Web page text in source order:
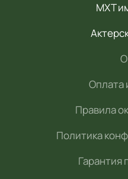
МХТ
Оплата
Правила
Политика
Гарантия